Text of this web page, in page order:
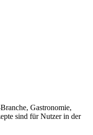
Gastronomie,
sind für Nutzer in der